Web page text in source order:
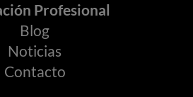
Profesional
Blog
Noticias
Contacto